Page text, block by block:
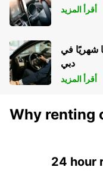
أقرأ المزيد
شهريًا في
دبي
أقرأ المزيد
Why renting
24 hour